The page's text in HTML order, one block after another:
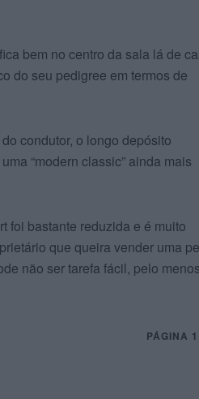
bem no centro da sala lá de
do seu pedigree em termos de
condutor, o longo depósito
“modern classic” ainda mais
foi bastante reduzida e é muito
que queira vender uma
não ser tarefa fácil, pelo
PÁGINA